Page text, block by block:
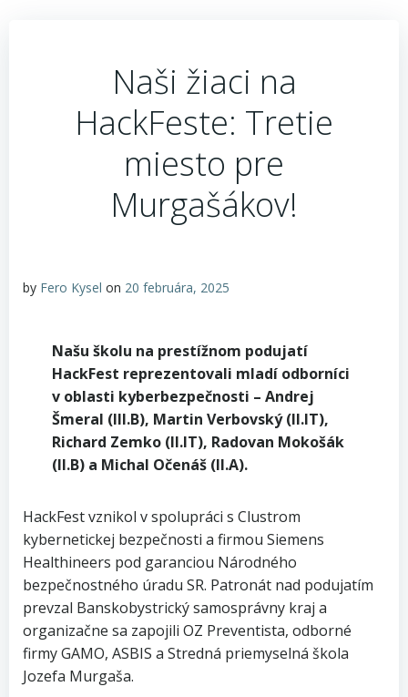
Naši žiaci na
HackFeste: Tretie
miesto pre
Murgašákov!
by Fero Kysel on 20 februára, 2025
Našu školu na prestížnom podujatí
HackFest reprezentovali mladí odborníci
v oblasti kyberbezpečnosti – Andrej
Šmeral (III.B), Martin Verbovský (II.IT),
Richard Zemko (II.IT), Radovan Mokošák
(II.B) a Michal Očenáš (II.A).
HackFest vznikol v spolupráci s Clustrom
kybernetickej bezpečnosti a firmou Siemens
Healthineers pod garanciou Národného
bezpečnostného úradu SR. Patronát nad podujatím
prevzal Banskobystrický samosprávny kraj a
organizačne sa zapojili OZ Preventista, odborné
firmy GAMO, ASBIS a Stredná priemyselná škola
Jozefa Murgaša.